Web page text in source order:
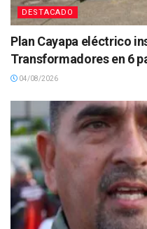
DESTACADO
Plan Cayapa eléctrico
Transformadores en 6
04/08/2026